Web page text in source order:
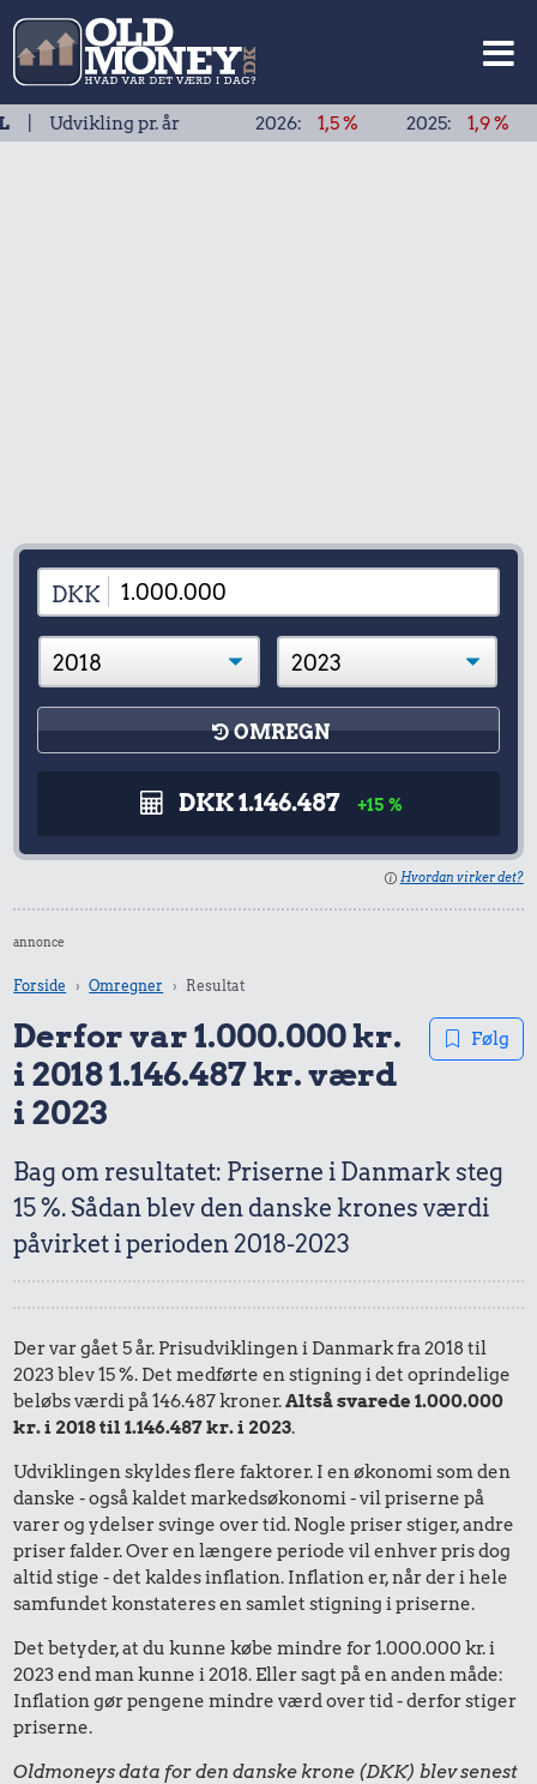
pr. år2026: 1,5 % 2025: 1,9 % 2024:
DKK
OMREGN
DKK 1.146.487 +15 %
Hvordan virker det?
annonce
Forside Omregner Resultat
Derfor var 1.000.000 kr.
i 2018 1.146.487 kr. værd
i 2023
Følg
Bag om resultatet: Priserne i Danmark steg
15 %. Sådan blev den danske krones værdi
påvirket i perioden 2018-2023
Der var gået 5 år. Prisudviklingen i Danmark fra 2018 til
2023 blev 15 %. Det medførte en stigning i det oprindelige
beløbs værdi på 146.487 kroner.Altså svarede 1.000.000
kr. i 2018 til 1.146.487 kr. i 2023.
Udviklingen skyldes flere faktorer. I en økonomi som den
danske - også kaldet markedsøkonomi - vil priserne på
varer og ydelser svinge over tid. Nogle priser stiger, andre
priser falder. Over en længere periode vil enhver pris dog
altid stige - det kaldes inflation. Inflation er, når der i hele
samfundet konstateres en samlet stigning i priserne.
Det betyder, at du kunne købe mindre for 1.000.000 kr. i
2023 end man kunne i 2018. Eller sagt på en anden måde:
Inflation gør pengene mindre værd over tid - derfor stiger
priserne.
Oldmoneys data for den danske krone (DKK) blev senest